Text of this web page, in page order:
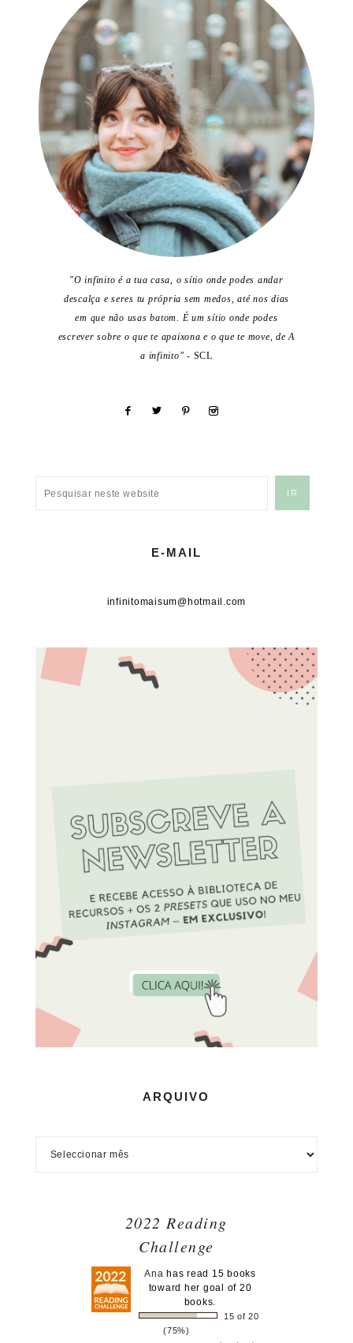
"O infinito é a tua casa, o sítio onde podes andar
descalça e seres tu própria sem medos, até nos dias
em que não usas batom. É um sítio onde podes
escrever sobre o que te apaixona e o que te move, de A
a infinito"- SCL
E-MAIL
infinitomaisum@hotmail.com
ARQUIVO
2022 Reading
Challenge
Ana has read 15 books
toward her goal of 20
books.
15 of 20
(75%)